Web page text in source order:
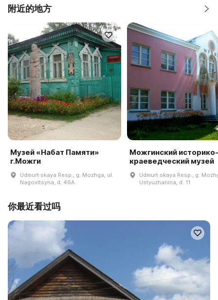
附近的地方
Музей «Набат Памяти»
г.Можги
Udmurt·skaya Resp., g. Mozhga, ul.
Nagovitsyna, d. 46A.
Можгинский историко-
краеведческий музей
Udmurt·skaya Resp., g.
Ustyuzhanina, d. 11
你最近看过吗